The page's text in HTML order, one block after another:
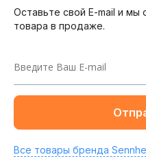
Оставьте свой E-mail и
товара в продаже.
Все товары бренда